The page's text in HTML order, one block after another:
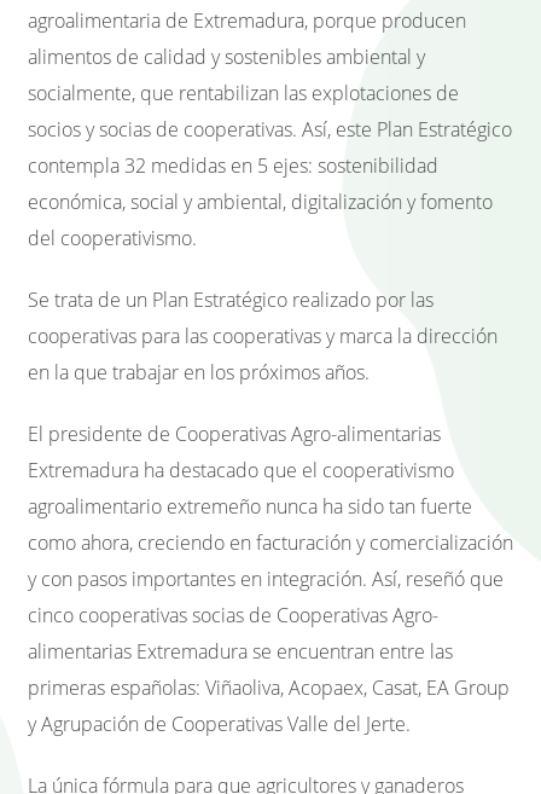
agroalimentaria de Extremadura, porque producen
alimentos de calidad y sostenibles ambiental y
socialmente, que rentabilizan las explotaciones de
socios y socias de cooperativas. Así, este Plan Estratégico
contempla 32 medidas en 5 ejes: sostenibilidad
económica, social y ambiental, digitalización y fomento
del cooperativismo.
Se trata de un Plan Estratégico realizado por las
cooperativas para las cooperativas y marca la dirección
en la que trabajar en los próximos años.
El presidente de Cooperativas Agro-alimentarias
Extremadura ha destacado que el cooperativismo
agroalimentario extremeño nunca ha sido tan fuerte
como ahora, creciendo en facturación y comercialización
y con pasos importantes en integración. Así, reseñó que
cinco cooperativas socias de Cooperativas Agro-
alimentarias Extremadura se encuentran entre las
primeras españolas: Viñaoliva, Acopaex, Casat, EA Group
y Agrupación de Cooperativas Valle del Jerte.
La única fórmula para que agricultores y ganaderos